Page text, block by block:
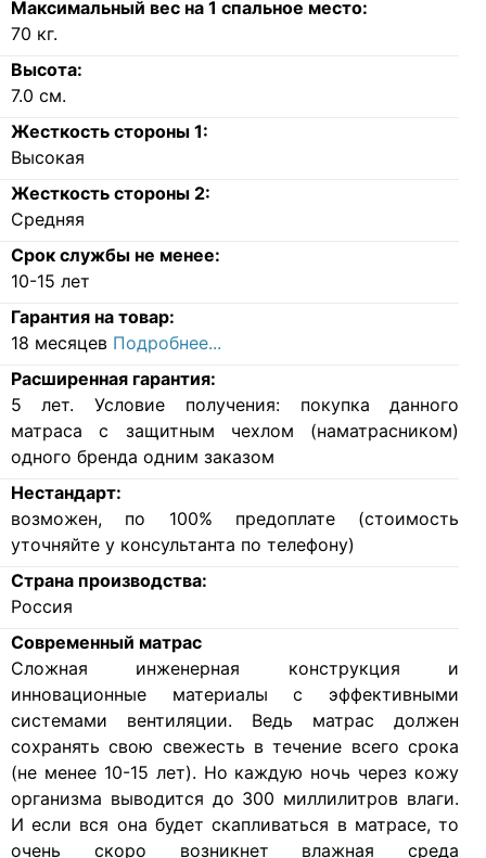
Максимальный вес на 1 спальное место:
70 кг.
Высота:
7.0 см.
Жесткость стороны 1:
Высокая
Жесткость стороны 2:
Средняя
Срок службы не менее:
10-15 лет
Гарантия на товар:
18 месяцев Подробнее...
Расширенная гарантия:
5 лет. Условие получения: покупка данного
матраса с защитным чехлом (наматрасником)
одного бренда одним заказом
Нестандарт:
возможен, по 100% предоплате (стоимость
уточняйте у консультанта по телефону)
Страна производства:
Россия
Современный матрас
Cложная инженерная конструкция и
инновационные материалы с эффективными
системами вентиляции. Ведь матрас должен
сохранять свою свежесть в течение всего срока
(не менее 10-15 лет). Но каждую ночь через кожу
организма выводится до 300 миллилитров влаги.
И если вся она будет скапливаться в матрасе, то
очень скоро возникнет влажная среда